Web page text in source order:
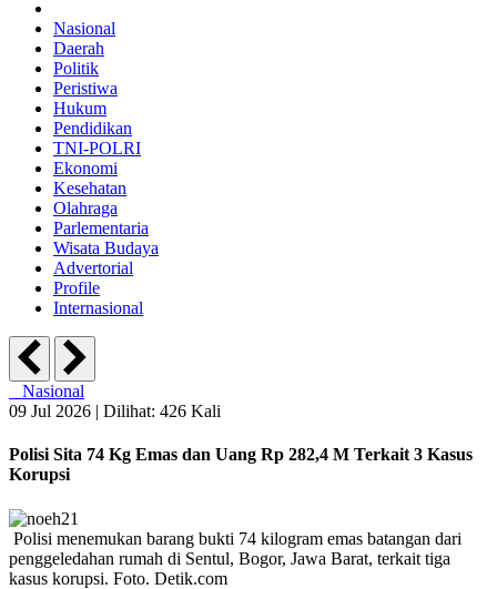
Nasional
Daerah
Politik
Peristiwa
Hukum
Pendidikan
TNI-POLRI
Ekonomi
Kesehatan
Olahraga
Parlementaria
Wisata Budaya
Advertorial
Profile
Internasional
Nasional
09 Jul 2026 | Dilihat: 426 Kali
Polisi Sita 74 Kg Emas dan Uang Rp 282,4 M Terkait 3 Kasus
Korupsi
Polisi menemukan barang bukti 74 kilogram emas batangan dari
penggeledahan rumah di Sentul, Bogor, Jawa Barat, terkait tiga
kasus korupsi. Foto. Detik.com